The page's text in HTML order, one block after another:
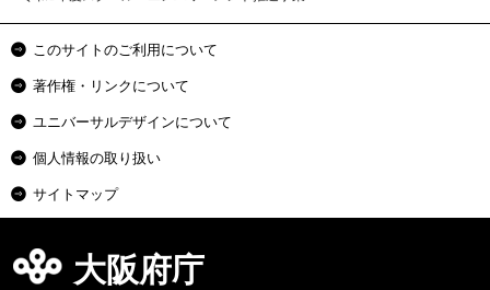
このサイトのご利用について
著作権・リンクについて
ユニバーサルデザインについて
個人情報の取り扱い
サイトマップ
大阪府庁